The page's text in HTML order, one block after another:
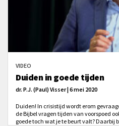
VIDEO
Duiden in goede tijden
dr. P.J. (Paul) Visser | 6 mei 2020
Duiden! In crisistijd wordt erom
de Bijbel vragen tijden van voorspoed
goede toch wat je te beurt valt? Daarbij